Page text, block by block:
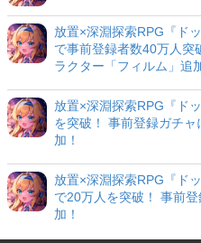
放置×深淵探索RPG『ド
で事前登録者数40万人突
ラクター「フィルム」追
放置×深淵探索RPG『ド
を突破！ 事前登録ガチ
加！
放置×深淵探索RPG『ド
で20万人を突破！ 事前
加！